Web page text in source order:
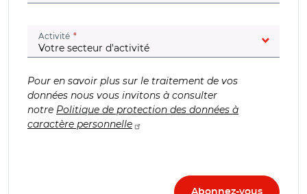
Activité (champ obligatoire)
Pour en savoir plus sur le traitement de vos
données nous vous invitons à consulter
notre Politique de protection des données à
caractère personnelle